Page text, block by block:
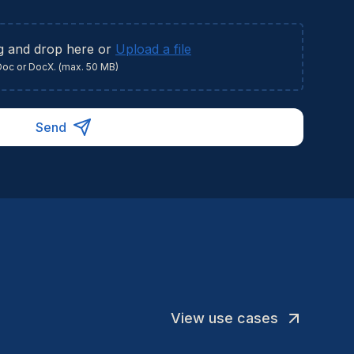
and drop here or Upload a file
or DocX. (max. 50 MB)
Send
View use cases